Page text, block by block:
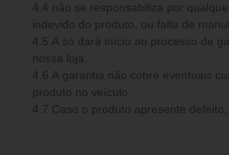
4.4 não se responsabiliza por qualquer acidente ocorrido em decorrência do uso
indevido do produto, ou falta de
4.5 A só dará início ao processo de garantia quando o produto der entrada em
nossa loja.
4.6 A garantia não cobre eventuais
produto no veículo.
4.7 Caso o produto apresente